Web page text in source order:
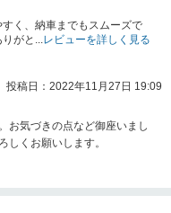
く、納車までもスムーズで
りがと...レビューを詳しく見る
投稿日：2022年11月27日 19:09
お気づきの点など御座いまし
しくお願いします。